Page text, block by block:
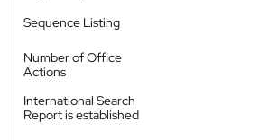
Sequence Listing
Number of Office
Actions
International Search
Report is established